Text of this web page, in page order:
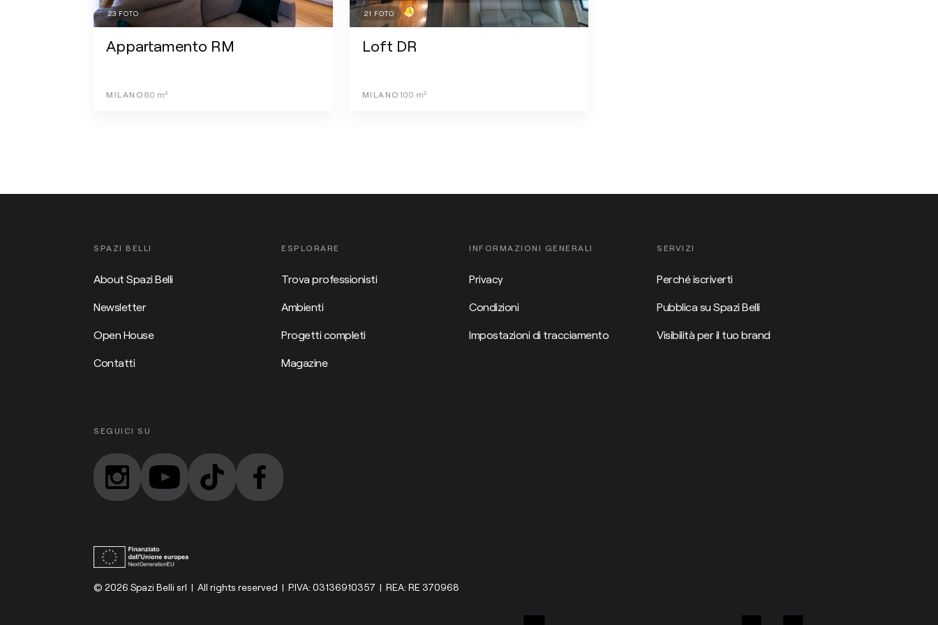
23 FOTO
Appartamento RM
MILANO 80 m²
21 FOTO
Loft DR
MILANO 100 m²
SPAZI BELLI
About Spazi Belli
Newsletter
Open House
Contatti
ESPLORARE
Trova professionisti
Ambienti
Progetti completi
Magazine
INFORMAZIONI GENERALI
Privacy
Condizioni
Impostazioni di tracciamento
SERVIZI
Perché iscriverti
Pubblica su Spazi Belli
Visibilità per il tuo brand
SEGUICI SU
© 2026 Spazi Belli srl | All rights reserved | P.IVA: 03136910357 | REA: RE 370968